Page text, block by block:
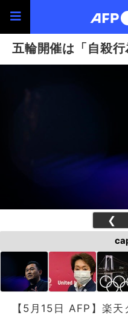
五輪開催は「自殺
❮
【5月15日 AFP】楽